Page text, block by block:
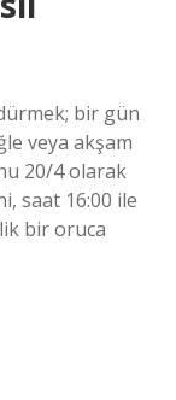
bir gün
veya akşam
20/4 olarak
saat 16:00 ile
bir oruca